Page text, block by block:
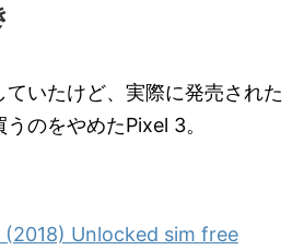
いたけど、実際に発売された
のをやめたPixel 3。
(2018) Unlocked sim free